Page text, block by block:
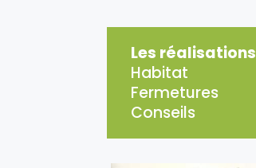
Les réalisations
Habitat
Fermetures
Conseils